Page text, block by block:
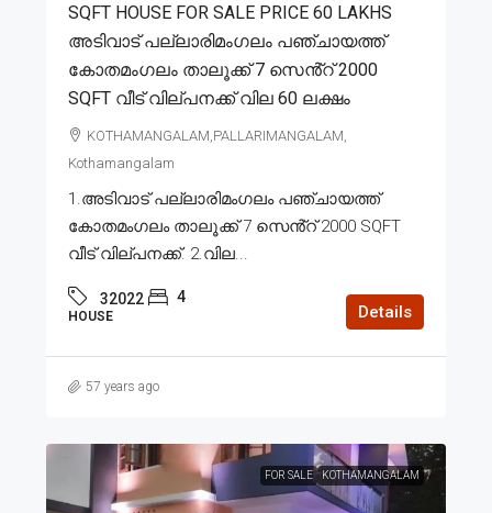
SQFT HOUSE FOR SALE PRICE 60 LAKHS
അടിവാട് പല്ലാരിമംഗലം പഞ്ചായത്ത്
കോതമംഗലം താലൂക്ക് 7 സെൻ്റ് 2000
SQFT വീട് വില്പനക്ക് വില 60 ലക്ഷം
KOTHAMANGALAM,PALLARIMANGALAM,
Kothamangalam
1.അടിവാട് പല്ലാരിമംഗലം പഞ്ചായത്ത്
കോതമംഗലം താലൂക്ക് 7 സെൻ്റ് 2000 SQFT
വീട് വില്പനക്ക്. 2.വില...
32022 4
HOUSE Details
57 years ago
FOR SALE KOTHAMANGALAM